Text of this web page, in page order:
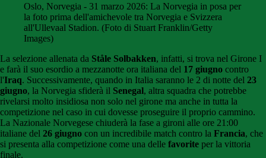
Oslo, Norvegia - 31 marzo 2026: La Norvegia in posa per
la foto prima dell'amichevole tra Norvegia e Svizzera
all'Ullevaal Stadion. (Foto di Stuart Franklin/Getty
Images)
La selezione allenata da Ståle Solbakken, infatti, si trova nel Girone I
e farà il suo esordio a mezzanotte ora italiana del 17 giugno contro
l'Iraq. Successivamente, quando in Italia saranno le 2 di notte del 23
giugno, la Norvegia sfiderà il Senegal, altra squadra che potrebbe
rivelarsi molto insidiosa non solo nel girone ma anche in tutta la
competizione nel caso in cui dovesse proseguire il proprio cammino.
La Nazionale Norvegese chiuderà la fase a gironi alle ore 21:00
italiane del 26 giugno con un incredibile match contro la Francia, che
si presenta alla competizione come una delle favorite per la vittoria
finale.